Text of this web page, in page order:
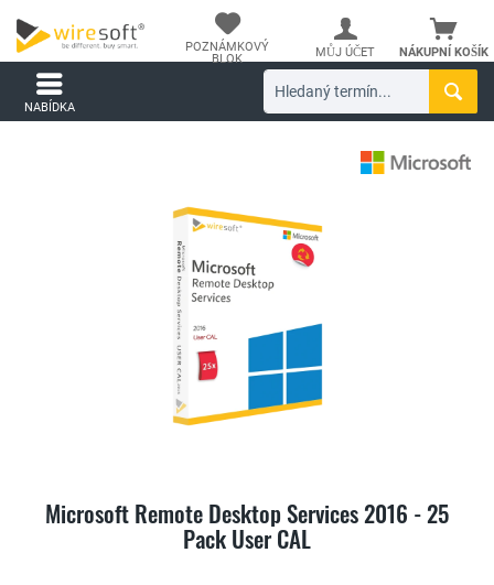
NÁKUPNÍ KOŠÍK
POZNÁMKOVÝ
BLOK
MŮJ ÚČET
NABÍDKA
Microsoft Remote Desktop Services 2016 - 25
Pack User CAL